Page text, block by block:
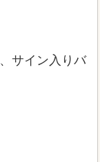
サイン入りバ